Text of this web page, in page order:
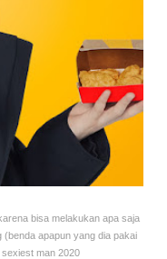
bisa melakukan apa saja
apapun yang dia pakai
man 2020